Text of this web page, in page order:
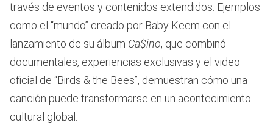
través de eventos y contenidos extendidos. Ejemplos
como el “mundo” creado por Baby Keem con el
lanzamiento de su álbum Ca$ino, que combinó
documentales, experiencias exclusivas y el video
oficial de “Birds & the Bees”, demuestran cómo una
canción puede transformarse en un acontecimiento
cultural global.